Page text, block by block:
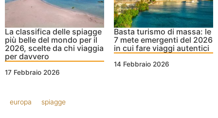
La classifica delle spiagge
più belle del mondo per il
2026, scelte da chi viaggia
per davvero
17 Febbraio 2026
Basta turismo di massa: le
7 mete emergenti del 2026
in cui fare viaggi autentici
14 Febbraio 2026
europa spiagge